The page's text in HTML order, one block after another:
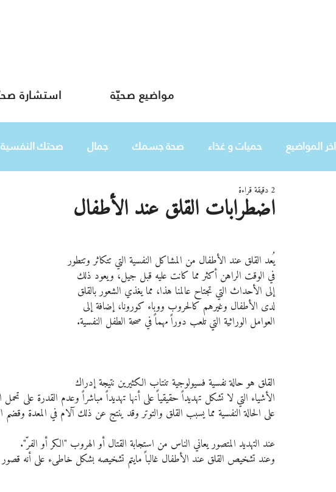
مواضيع صحيّة استشارة
اخر المواضيع حميات و غذاء صحة جسمك جمال صحتك النفسية
هي
اضطرابات القلق عند الأطفال
2 دقيقة قراءة
يُعد القلق عند الأطفال من المشاكل النفسية التي تتكاثر وتتطور
في الوقت الراهن أكثر مما كانت عليه قبل جيل، ويعود ذلك
إلى الأحداث التي تجتاح عالمنا هذا، مما يغذي الشعور بالقلق
لدى الأطفال وغيرهم كالحروب ووباء كورونا، إضافة إلى
العوامل الوراثية التي تلعب دوراً مهماً في صحة الطفل النفسية.
القلق هو حالة نفسية فسيولوجية تنتاب الكثيرين نتيجة إدراك
الأشياء التي لا تشكل تهديداً حقيقياً على أنها تهديداً مباشراً وعدم القدرة على
على الحالة النفسية مما يسبب القلق والتوتر وقد ينتج عن ذلك آلام في المعدة وقضم
عند التهديد المتصور يعاني الناس من استجابة القتال أو الهروب "الكر أو الفرّ".
وعند تشخيص القلق عند الأطفال غالباً مايتم تشخيصه بشكل خاطىء على أنه قصور